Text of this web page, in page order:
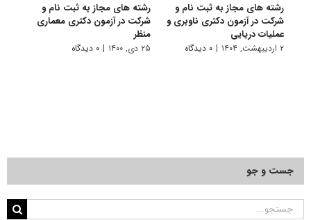
رشته های مجاز به ثبت نام و
شرکت در آزمون دکتری ناوبری و
عملیات دریایی
۲ اردیبهشت, ۱۴۰۴ | ۰ دیدگاه
رشته های مجاز به ثبت نام و
شرکت در آزمون دکتری معماری
منظر
۲۵ دی, ۱۴۰۰ | ۰ دیدگاه
جست و جو
جستجو